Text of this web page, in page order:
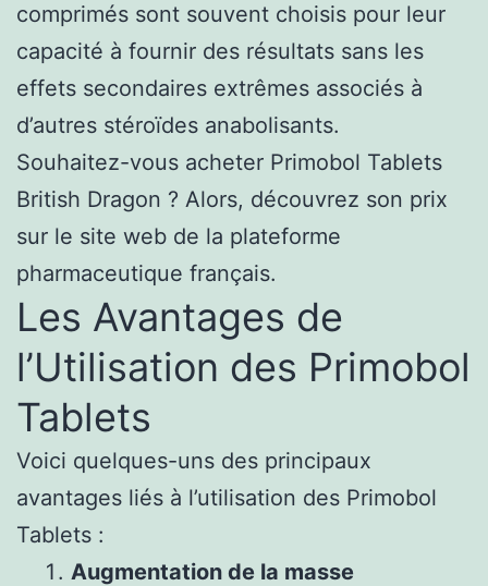
comprimés sont souvent choisis pour leur
capacité à fournir des résultats sans les
effets secondaires extrêmes associés à
d’autres stéroïdes anabolisants.
Souhaitez-vous acheter Primobol Tablets
British Dragon ? Alors, découvrez son prix
sur le site web de la plateforme
pharmaceutique français.
Les Avantages de
l’Utilisation des Primobol
Tablets
Voici quelques-uns des principaux
avantages liés à l’utilisation des Primobol
Tablets :
Augmentation de la masse